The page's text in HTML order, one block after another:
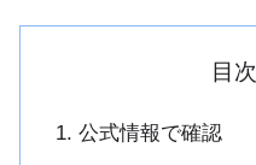
目次
公式情報で確認